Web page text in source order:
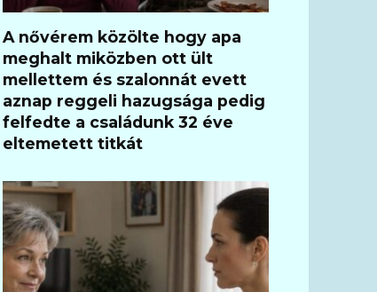
A nővérem közölte hogy apa
meghalt miközben ott ült
mellettem és szalonnát evett
aznap reggeli hazugsága pedig
felfedte a családunk 32 éve
eltemetett titkát